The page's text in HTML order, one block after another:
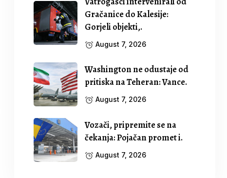
Gračanice do Kalesije:
Gorjeli objekti,.
August 7, 2026
Washington ne odustaje od
pritiska na Teheran: Vance.
August 7, 2026
Vozači, pripremite se na
čekanja: Pojačan promet i.
August 7, 2026